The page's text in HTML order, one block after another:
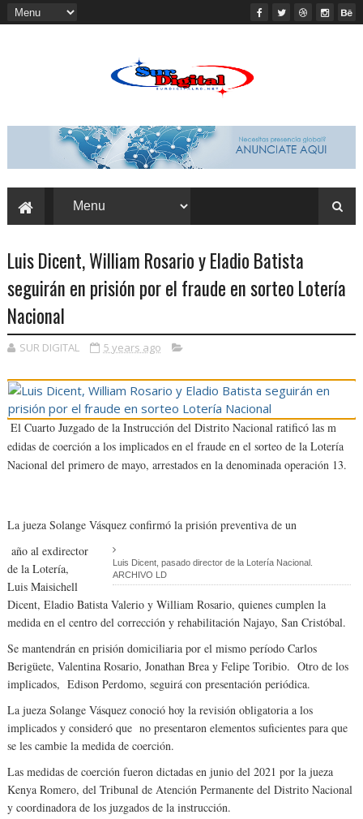
Luis Dicent, William Rosario y Eladio Batista
seguirán en prisión por el fraude en sorteo Lotería
Nacional
SUR DIGITAL 5 years ago
El Cuarto Juzgado de la Instrucción del Distrito Nacional ratificó las m
edidas de coerción a los implicados en el fraude en el sorteo de la Lotería
Nacional del primero de mayo, arrestados en la denominada operación 13.
La jueza Solange Vásquez confirmó la prisión preventiva de un
Luis Dicent, pasado director de la Lotería Nacional.
ARCHIVO LD
año al exdirector
de la Lotería,
Luis Maisichell
Dicent, Eladio Batista Valerio y William Rosario, quienes cumplen la
medida en el centro del corrección y rehabilitación Najayo, San Cristóbal.
Se mantendrán en prisión domiciliaria por el mismo período Carlos
Berigüete, Valentina Rosario, Jonathan Brea y Felipe Toribio. Otro de los
implicados, Edison Perdomo, seguirá con presentación periódica.
La jueza Solange Vásquez conoció hoy la revisión obligatoria a los
implicados y consideró que no presentaron elementos suficientes para que
se les cambie la medida de coerción.
Las medidas de coerción fueron dictadas en junio del 2021 por la jueza
Kenya Romero, del Tribunal de Atención Permanente del Distrito Nacional
y coordinadora de los juzgados de la instrucción.